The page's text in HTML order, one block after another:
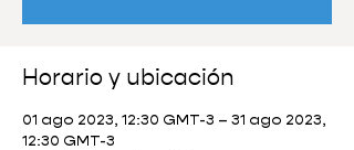
Horario y ubicación
01 ago 2023, 12:30 GMT-3 – 31 ago 2023,
12:30 GMT-3